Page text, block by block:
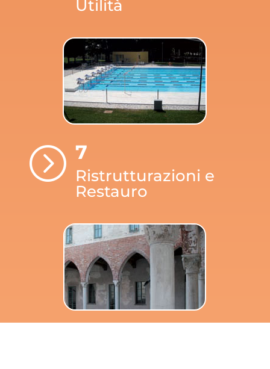
Utilità
= 7
Ristrutturazioni e
Restauro